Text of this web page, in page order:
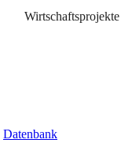
Wirtschaftsprojekte
Datenbank